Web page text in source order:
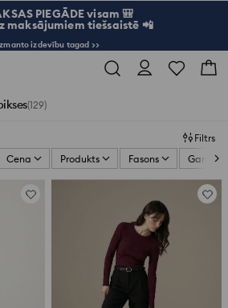
PIEGĀDE visam 🎒
maksājumiem tiešsaistē 📲
izdevību tagad >>
(129)
Filtrs
Cena Produkts Fasons Garums